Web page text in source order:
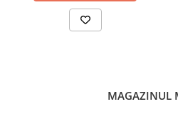
MAGAZINUL